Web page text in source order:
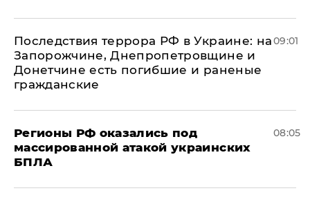
Последствия террора РФ в Украине: на
Запорожчине, Днепропетровщине и
Донетчине есть погибшие и раненые
гражданские
09:01
Регионы РФ оказались под
массированной атакой украинских
БПЛА
08:05